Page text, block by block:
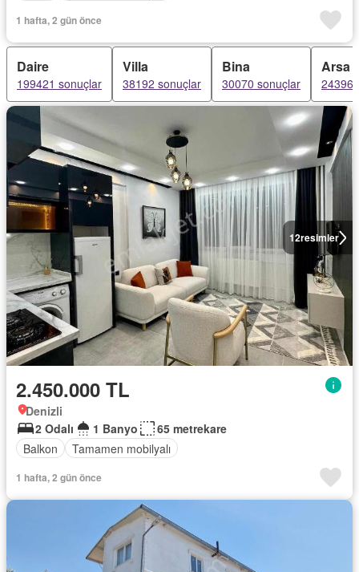
1 hafta, 2 gün önce
Daire
199421 sonuçlar
Villa
38192 sonuçlar
Bina
30070 sonuçlar
Arsa
24396
12resimler
2.450.000 TL
Denizli
2 Odalı
1 Banyo
65 metrekare
Balkon
Tamamen mobilyalı
1 hafta, 2 gün önce